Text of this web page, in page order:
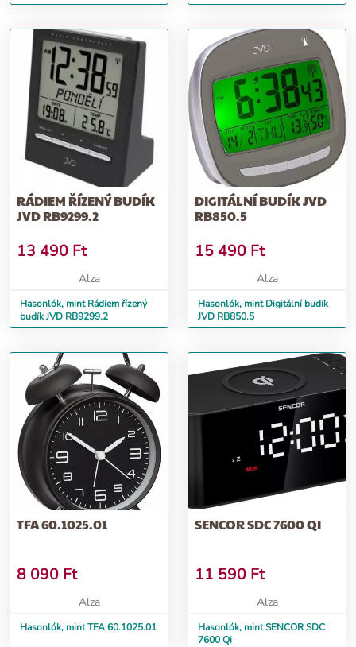
RÁDIEM ŘÍZENÝ BUDÍK
JVD RB9299.2
13 490 Ft
Alza
Hasonlók, mint Rádiem řízený
budík JVD RB9299.2
DIGITÁLNÍ BUDÍK JVD
RB850.5
15 490 Ft
Alza
Hasonlók, mint Digitální budík
JVD RB850.5
TFA 60.1025.01
8 090 Ft
Alza
Hasonlók, mint TFA 60.1025.01
SENCOR SDC 7600 QI
11 590 Ft
Alza
Hasonlók, mint SENCOR SDC
7600 Qi